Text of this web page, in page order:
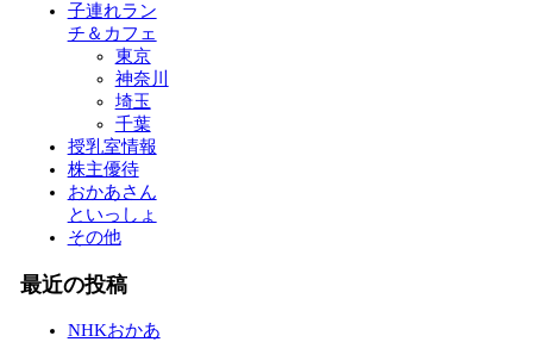
子連れラン
チ＆カフェ
東京
神奈川
埼玉
千葉
授乳室情報
株主優待
おかあさん
といっしょ
その他
最近の投稿
NHKおかあ